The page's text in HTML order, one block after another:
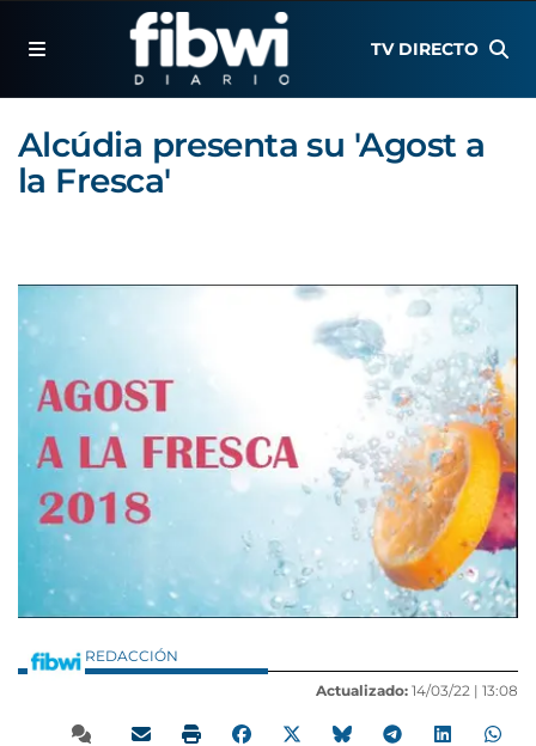
TV DIRECTO
Alcúdia presenta su 'Agost a
la Fresca'
REDACCIÓN
Actualizado: 14/03/22 | 13:08